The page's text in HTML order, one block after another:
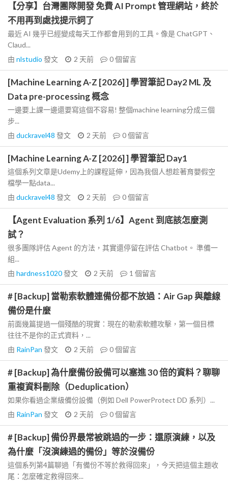
【分享】台灣團隊開發 免費 AI Prompt 管理網站，終於
不用再到處找提示詞了
最近 AI 幾乎已經變成每天工作都會用到的工具。像是 ChatGPT、
Claud...
由 nlstudio 發文 2 天前 0個留言
[Machine Learning A-Z [2026] ] 學習筆記 Day2 ML 及
Data pre-processing 概念
一邊要上課一邊還要寫這個不容易! 整個machine learning分成三個
步...
由 duckravel48 發文 2 天前 0個留言
[Machine Learning A-Z [2026] ] 學習筆記 Day1
這個系列文章是Udemy上的課程延伸，因為我個人想趁著育嬰假空
檔學一點data...
由 duckravel48 發文 2 天前 0個留言
【Agent Evaluation 系列 1/6】Agent 到底該怎麼測
試？
很多團隊評估 Agent 的方法，其實還停留在評估 Chatbot。 準備一
組...
由 hardness1020發文 2 天前 1 個留言
# [Backup] 當勒索軟體連備份都不放過：Air Gap 與離線
備份是什麼
前面幾篇提過一個殘酷的現實：現在的勒索軟體攻擊，第一個目標
往往不是你的正式資料，...
由 RainPan 發文 2 天前 0個留言
# [Backup] 為什麼備份設備可以塞進 30 倍的資料？聊聊
重複資料刪除（Deduplication）
如果你看過企業級備份設備（例如 Dell PowerProtect DD 系列）...
由 RainPan 發文 2 天前 0個留言
# [Backup] 備份界最常被跳過的一步：還原演練，以及
為什麼「沒演練過的備份」等於沒備份
這個系列第4篇聊過「有備份不等於救得回來」，今天把這個主題收
尾：怎麼確定救得回來...